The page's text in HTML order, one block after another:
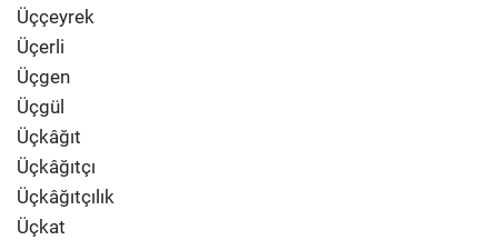
Üççeyrek
Üçerli
Üçgen
Üçgül
Üçkâğıt
Üçkâğıtçı
Üçkâğıtçılık
Üçkat